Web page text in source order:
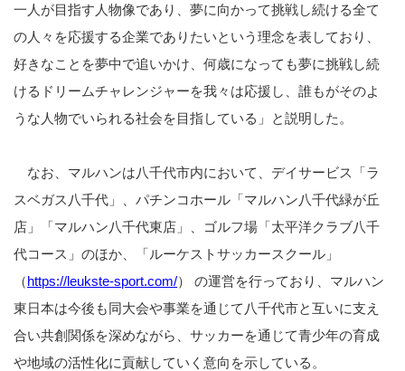
一人が目指す人物像であり、夢に向かって挑戦し続ける全て
の人々を応援する企業でありたいという理念を表しており、
好きなことを夢中で追いかけ、何歳になっても夢に挑戦し続
けるドリームチャレンジャーを我々は応援し、誰もがそのよ
うな人物でいられる社会を目指している」と説明した。
なお、マルハンは八千代市内において、デイサービス「ラ
スベガス八千代」、パチンコホール「マルハン八千代緑が丘
店」「マルハン八千代東店」、ゴルフ場「太平洋クラブ八千
代コース」のほか、「ルーケストサッカースクール」
（https://leukste-sport.com/）
の運営を行っており、マルハン
東日本は今後も同大会や事業を通じて八千代市と互いに支え
合い共創関係を深めながら、サッカーを通じて青少年の育成
や地域の活性化に貢献していく意向を示している。